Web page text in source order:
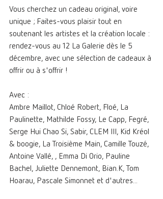
Vous cherchez un cadeau original, voire
unique ; Faites-vous plaisir tout en
soutenant les artistes et la création locale :
rendez-vous au 12 La Galerie dès le 5
décembre, avec une sélection de cadeaux à
offrir ou à s'offrir !
Avec :
Ambre Maillot, Chloé Robert, Floé, La
Paulinette, Mathilde Fossy, Le Capp, Fegré,
Serge Hui Chao Si, Sabir, CLEM III, Kid Kréol
& boogie, La Troisième Main, Camille Touzé,
Antoine Vallé, , Emma Di Orio, Pauline
Bachel, Juliette Dennemont, Bian.K, Tom
Hoarau, Pascale Simonnet et d'autres...